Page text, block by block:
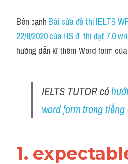
Antonym
Idiom
Grammar
Word form
Bên cạnh Bài sửa đề thi IELTS
22/8/2020 của HS đi thi đạt 7.0
hướng dẫn kĩ thêm Word form
IELTS TUTOR có
word form trong tiếng
1.